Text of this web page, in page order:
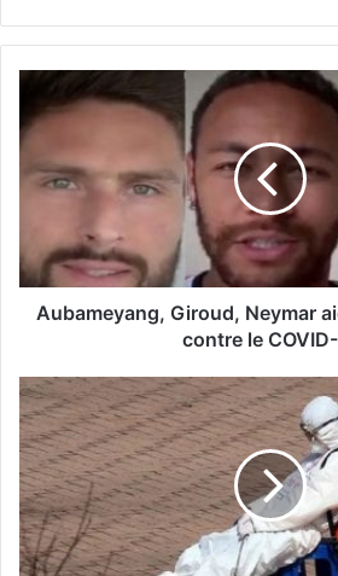
Aubameyang, Giroud, Neymar
contre le